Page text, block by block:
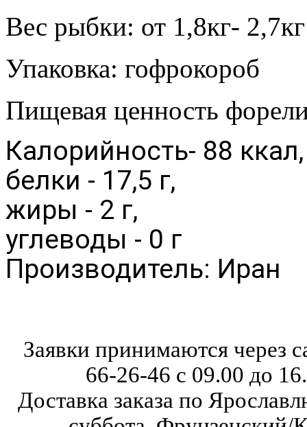
Вес рыбки: от 1,8кг- 2,7кг
Упаковка: гофрокороб
Пищевая ценность
Калорийность- 88 ккал,
белки - 17,5 г,
жиры - 2 г,
углеводы - 0 г
Производитель: Иран
Заявки принимаются через
66-26-46 с 09.00 до
Доставка заказа по